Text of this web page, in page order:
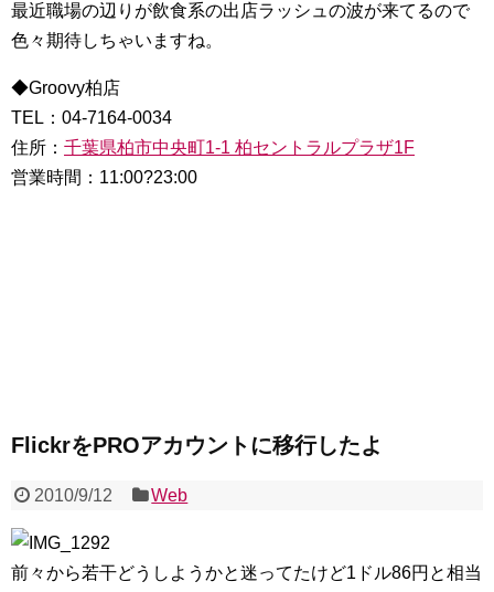
最近職場の辺りが飲食系の出店ラッシュの波が来てるので
色々期待しちゃいますね。
◆Groovy柏店
TEL：04-7164-0034
住所： 千葉県柏市中央町1-1 柏セントラルプラザ1F
営業時間：11:00?23:00
FlickrをPROアカウントに移行したよ
2010/9/12 Web
前々から若干どうしようかと迷ってたけど1ドル86円と相当